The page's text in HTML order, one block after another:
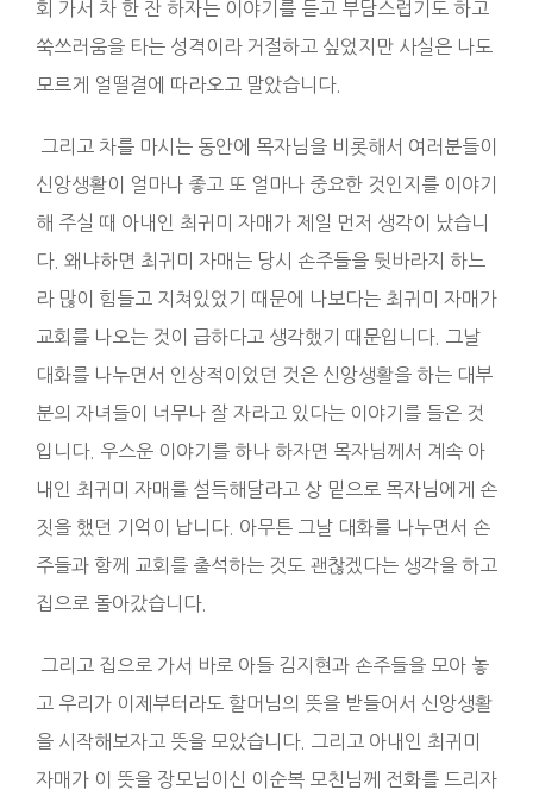
회 가서 차 한 잔 하자는 이야기를 듣고 부담스럽기도 하고
쑥쓰러움을 타는 성격이라 거절하고 싶었지만 사실은 나도
모르게 얼떨결에 따라오고 말았습니다.
그리고 차를 마시는 동안에 목자님을 비롯해서 여러분들이
신앙생활이 얼마나 좋고 또 얼마나 중요한 것인지를 이야기
해 주실 때 아내인 최귀미 자매가 제일 먼저 생각이 났습니
다. 왜냐하면 최귀미 자매는 당시 손주들을 뒷바라지 하느
라 많이 힘들고 지쳐있었기 때문에 나보다는 최귀미 자매가
교회를 나오는 것이 급하다고 생각했기 때문입니다. 그날
대화를 나누면서 인상적이었던 것은 신앙생활을 하는 대부
분의 자녀들이 너무나 잘 자라고 있다는 이야기를 들은 것
입니다. 우스운 이야기를 하나 하자면 목자님께서 계속 아
내인 최귀미 자매를 설득해달라고 상 밑으로 목자님에게 손
짓을 했던 기억이 납니다. 아무튼 그날 대화를 나누면서 손
주들과 함께 교회를 출석하는 것도 괜찮겠다는 생각을 하고
집으로 돌아갔습니다.
그리고 집으로 가서 바로 아들 김지현과 손주들을 모아 놓
고 우리가 이제부터라도 할머님의 뜻을 받들어서 신앙생활
을 시작해보자고 뜻을 모았습니다. 그리고 아내인 최귀미
자매가 이 뜻을 장모님이신 이순복 모친님께 전화를 드리자